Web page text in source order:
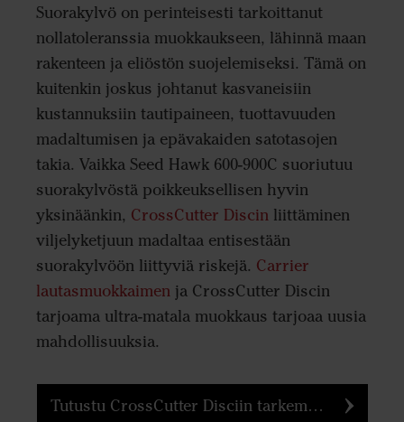
Suorakylvö on perinteisesti tarkoittanut
nollatoleranssia muokkaukseen, lähinnä maan
rakenteen ja eliöstön suojelemiseksi. Tämä on
kuitenkin joskus johtanut kasvaneisiin
kustannuksiin tautipaineen, tuottavuuden
madaltumisen ja epävakaiden satotasojen
takia. Vaikka Seed Hawk 600-900C suoriutuu
suorakylvöstä poikkeuksellisen hyvin
yksinäänkin, CrossCutter Discin liittäminen
viljelyketjuun madaltaa entisestään
suorakylvöön liittyviä riskejä. Carrier
lautasmuokkaimen ja CrossCutter Discin
tarjoama ultra-matala muokkaus tarjoaa uusia
mahdollisuuksia.
Tutustu CrossCutter Disciin tarkemmin